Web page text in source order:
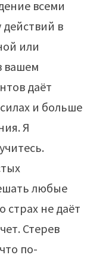
всеми
в
или
вашем
даёт
и больше
Я
любые
страх не даёт
Стерев
по-